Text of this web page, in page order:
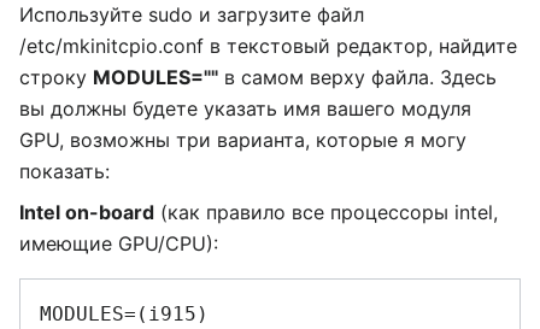
Используйте sudo и загрузите файл
/etc/mkinitcpio.conf в текстовый редактор, найдите
строку MODULES="" в самом верху файла. Здесь
вы должны будете указать имя вашего модуля
GPU, возможны три варианта, которые я могу
показать:
Intel on-board (как правило все процессоры intel,
имеющие GPU/CPU):